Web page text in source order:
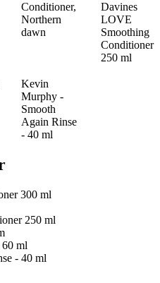
Conditioner,
Northern
dawn
Davines
LOVE
Smoothing
Conditioner
250 ml
Kevin
Murphy -
Smooth
Again Rinse
- 40 ml
300 ml
250 ml
ml
- 40 ml